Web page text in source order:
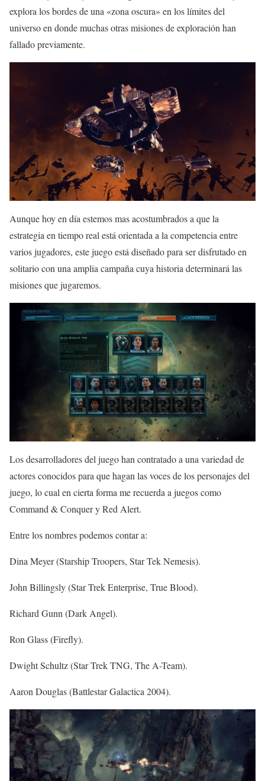
explora los bordes de una «zona oscura» en los límites del
universo en donde muchas otras misiones de exploración han
fallado previamente.
Aunque hoy en día estemos mas acostumbrados a que la
estrategia en tiempo real está orientada a la competencia entre
varios jugadores, este juego está diseñado para ser disfrutado en
solitario con una amplia campaña cuya historia determinará las
misiones que jugaremos.
Los desarrolladores del juego han contratado a una variedad de
actores conocidos para que hagan las voces de los personajes del
juego, lo cual en cierta forma me recuerda a juegos como
Command & Conquer y Red Alert.
Entre los nombres podemos contar a:
Dina Meyer (Starship Troopers, Star Tek Nemesis).
John Billingsly (Star Trek Enterprise, True Blood).
Richard Gunn (Dark Angel).
Ron Glass (Firefly).
Dwight Schultz (Star Trek TNG, The A-Team).
Aaron Douglas (Battlestar Galactica 2004).